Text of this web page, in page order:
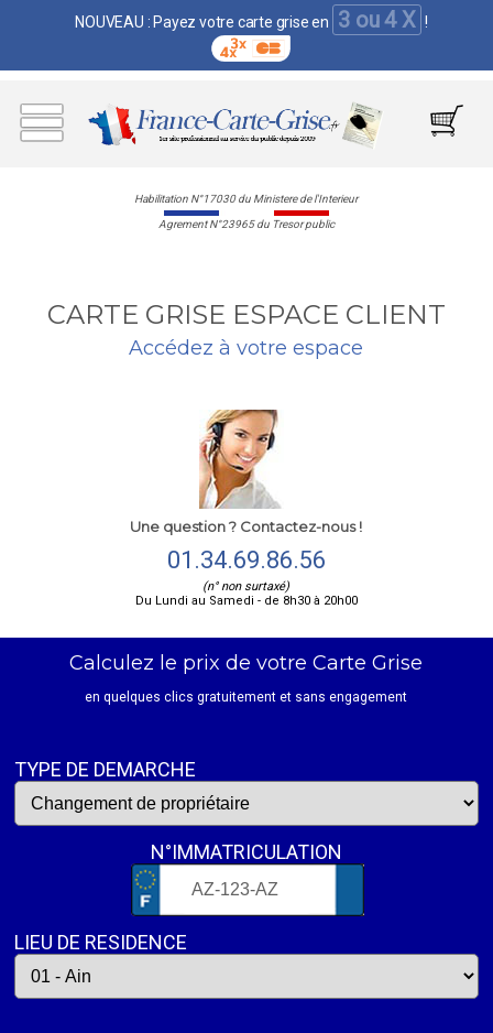
NOUVEAU : Payez votre carte grise en 3 ou 4 X !
Habilitation N°17030 du Ministere de l'Interieur
Agrement N°23965 du Tresor public
CARTE GRISE ESPACE CLIENT
Accédez à votre espace
Une question ? Contactez-nous !
01.34.69.86.56
(n° non surtaxé)
Du Lundi au Samedi - de 8h30 à 20h00
Calculez le prix de votre Carte Grise
en quelques clics gratuitement et sans engagement
TYPE DE DEMARCHE
N°IMMATRICULATION
LIEU DE RESIDENCE